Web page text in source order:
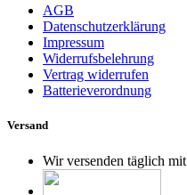
AGB
Datenschutzerklärung
Impressum
Widerrufsbelehrung
Vertrag widerrufen
Batterieverordnung
Versand
Wir versenden täglich mit